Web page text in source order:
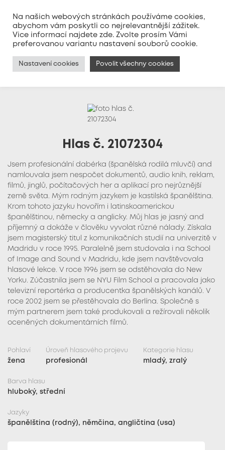
MENU
Hlas č. 21072304
Jsem profesionální dabérka (španělská rodilá mluvčí) and
namlouvala jsem nespočet dokumentů, audio knih, reklam,
filmů, jinglů, počítačových her a aplikací pro nejrůznější
země světa. Mým rodným jazykem je kastilská španělština.
Krom tohoto jazyku hovořím i latinskoamerickou
španělštinou, německy a anglicky. Můj hlas je jasný and
příjemný a dokáže v člověku vyvolat různé nálady. Získala
jsem magisterský titul z komunikačních studií na univerzitě v
Madridu v roce 1995. Paralelně jsem studovala i na School
of Image and Sound v Madridu, kde jsem navštěvovala
hlasové lekce. V roce 1996 jsem se odstěhovala do New
Yorku. Zúčastnila jsem se NYU Film School a pracovala jako
televizní reportérka a producentka španělských kanálů. V
roce 2002 jsem se přestěhovala do Berlína. Společně s
mým partnerem jsem také produkovali a režírovali několik
oceněných dokumentárních filmů.
Pohlaví
žena
Úroveň hlasového projevu
profesionál
Kategorie hlasu
mladý, zralý
Barva hlasu
hluboký, střední
Jazyky
španělština (rodný), němčina, angličtina (usa)
Na našich webových stránkách používáme cookies,
abychom vám poskytli co nejrelevantnější zážitek.
Vice informací najdete zde. Zvolte prosím Vámi
preferovanou variantu nastavení souborů cookie.
Nastavení cookies Povolit všechny cookies